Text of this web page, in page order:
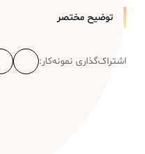
توضیح مختصر
اشتراک‌گذاری نمونه‌کار: